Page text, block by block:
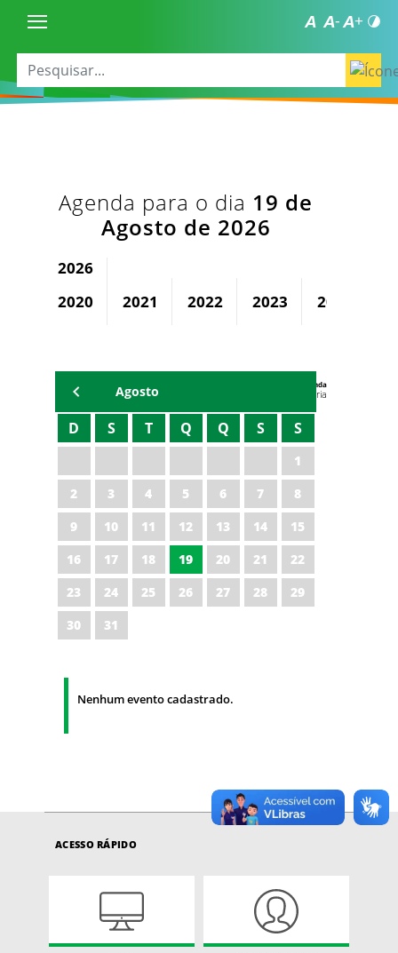
Agenda para o dia 19 de
Agosto de 2026
2026
2020
2021 2022 2023 2024
Agenda
Universitária
Agosto
D S T Q Q S S
1
2
3 4 5 6 7
8
9
10 11 12 13 14
15
16
17 18 19 20 21
22
23
24 25 26 27 28
29
30
31
Nenhum evento cadastrado.
ACESSO RÁPIDO